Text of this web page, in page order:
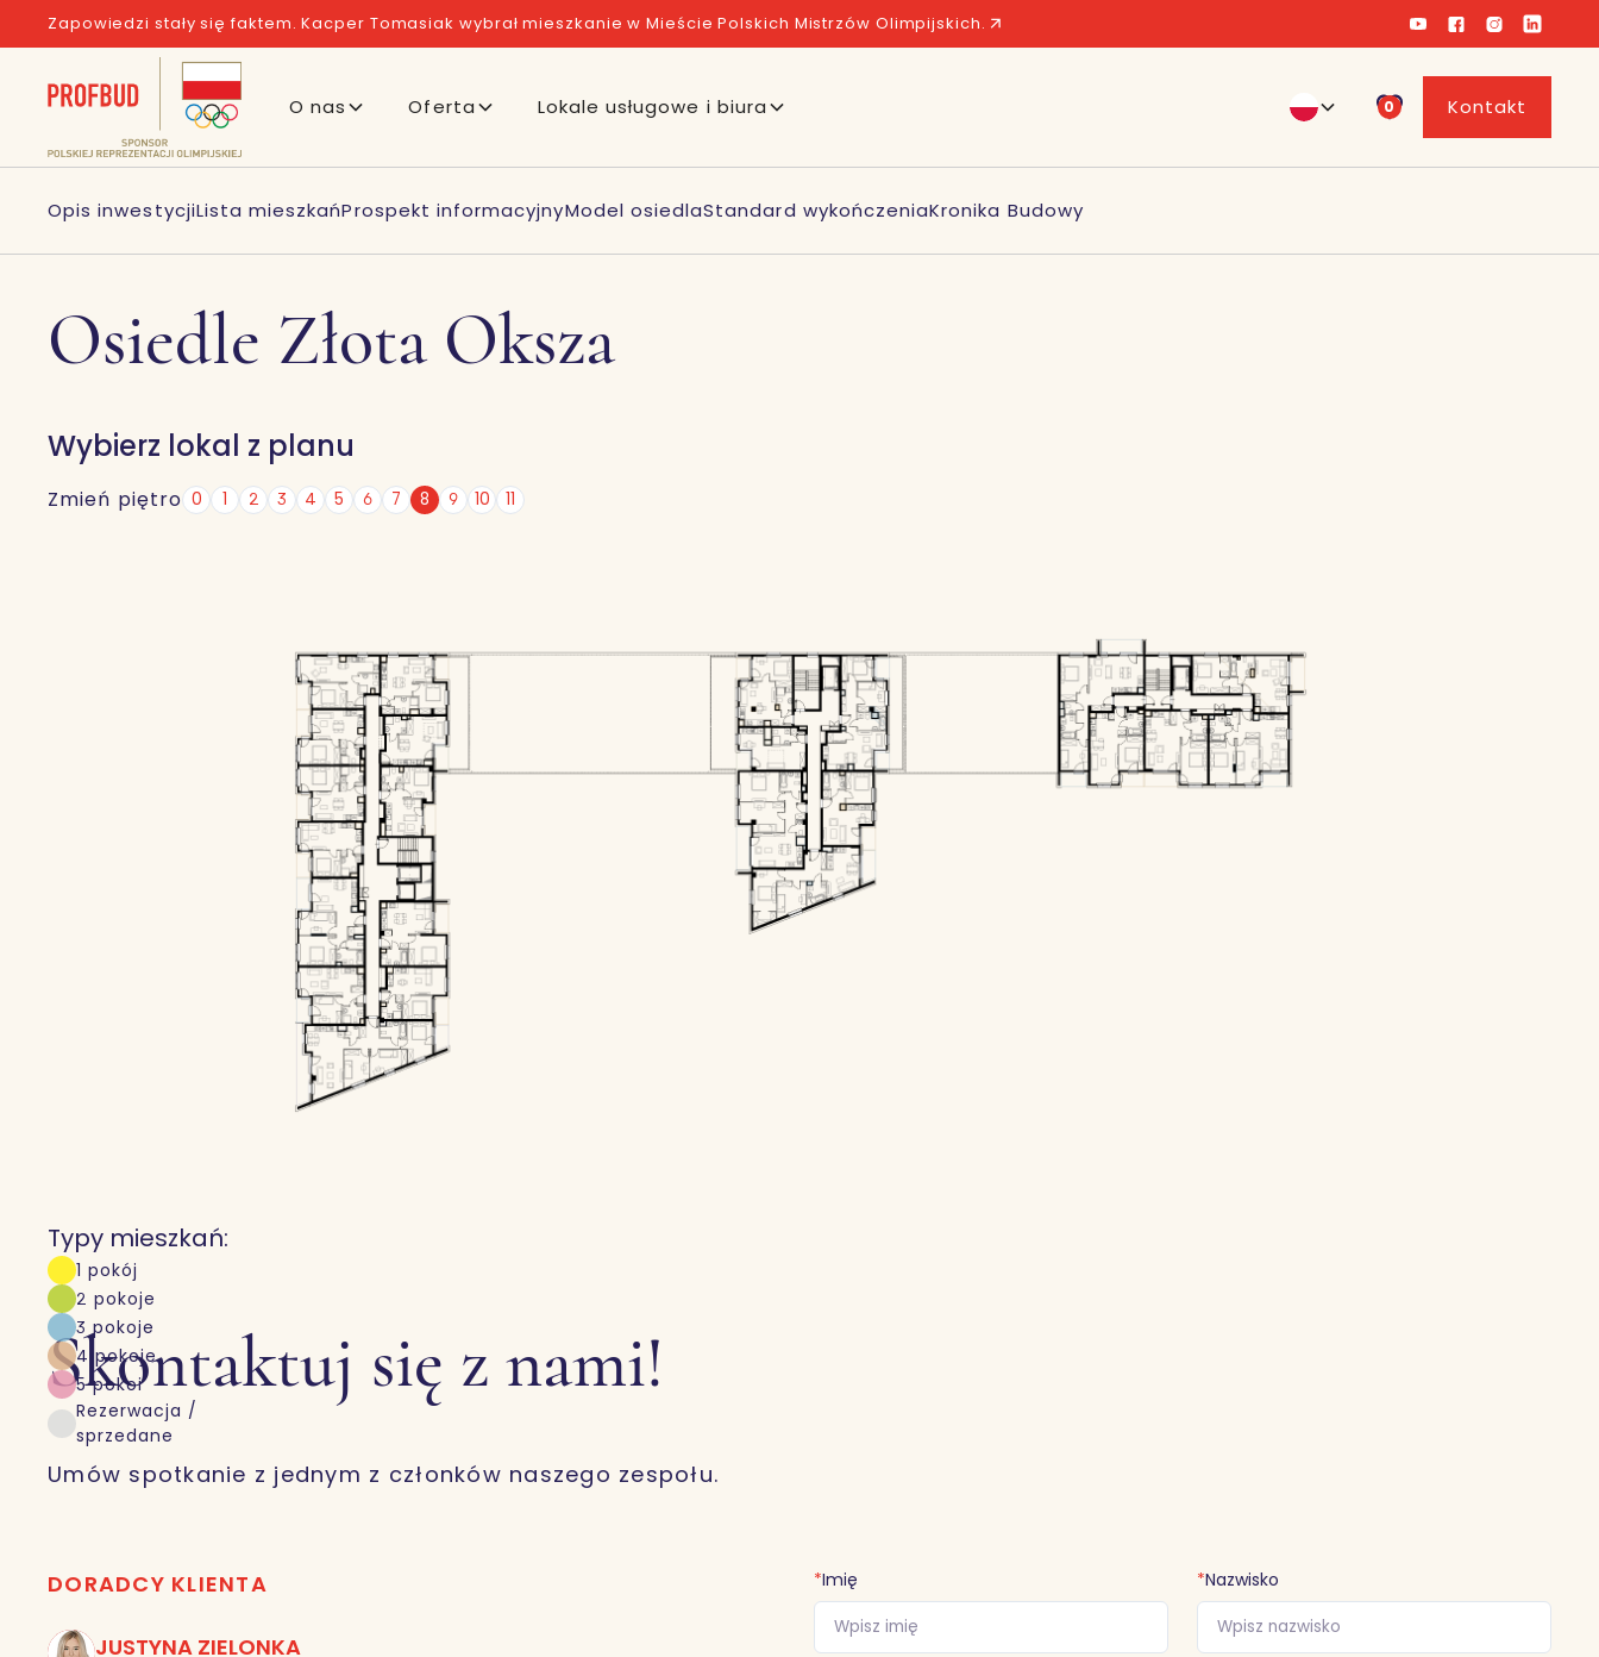
Zapowiedzi stały się faktem. Kacper Tomasiak wybrał mieszkanie w Mieście Polskich Mistrzów Olimpijskich.
O nas Oferta Lokale usługowe i biura 0 Kontakt
Opis inwestycjiLista mieszkańProspekt informacyjnyModel osiedlaStandard wykończeniaKronika Budowy
Osiedle Złota Oksza
Wybierz lokal z planu
Zmień piętro 0 1 2 3 4 5 6 7 8 9 10 11
Typy mieszkań:
1 pokój
2 pokoje
3 pokoje
4 pokoje
5 pokoi
Rezerwacja /
sprzedane
Skontaktuj się z nami!
Umów spotkanie z jednym z członków naszego zespołu.
DORADCY KLIENTA
JUSTYNA ZIELONKA
*Imię *Nazwisko